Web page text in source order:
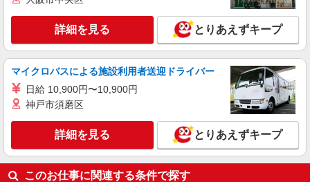
株式会社kotrio /●KT-H-1955486
南茨木駅｜未経験でも簡単！障がい者デイで軽
作業サポート＆ケア
時給1600円〜2250円 ＜日払い有/週払い有/交
通費全支給(ガソリン代含む)＞
大阪府茨木市≪南茨木駅≫
詳細を見る
株式会社kotrio /●KT-H-2091242
彩都西駅＊働きやすさで選ぶならココ！障がい
詳細を見る とりあえずキープ
マイクロバスによる施設利用者送迎ドライバー
日給 10,900円〜10,900円
神戸市須磨区
詳細を見る とりあえずキープ
このお仕事に関連する条件で探す